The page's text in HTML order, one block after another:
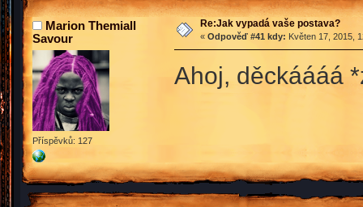
Marion Themiall
Savour
Příspěvků: 127
Re:Jak vypadá vaše postava?
« Odpověď #41 kdy: Květen 17, 2015,
Ahoj, děckáááá